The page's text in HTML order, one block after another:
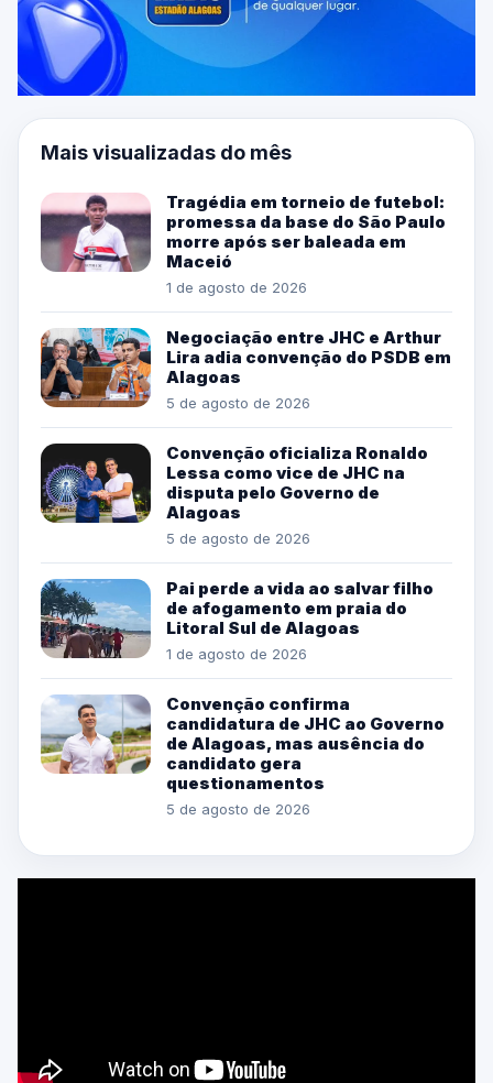
Mais visualizadas do mês
Tragédia em torneio de futebol:
promessa da base do São Paulo
morre após ser baleada em
Maceió
1 de agosto de 2026
Negociação entre JHC e Arthur
Lira adia convenção do PSDB em
Alagoas
5 de agosto de 2026
Convenção oficializa Ronaldo
Lessa como vice de JHC na
disputa pelo Governo de
Alagoas
5 de agosto de 2026
Pai perde a vida ao salvar filho
de afogamento em praia do
Litoral Sul de Alagoas
1 de agosto de 2026
Convenção confirma
candidatura de JHC ao Governo
de Alagoas, mas ausência do
candidato gera
questionamentos
5 de agosto de 2026